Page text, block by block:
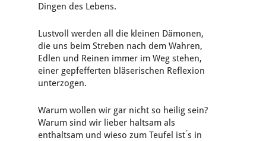
Dingen des Lebens.
Lustvoll werden all die kleinen Dämonen,
die uns beim Streben nach dem Wahren,
Edlen und Reinen immer im Weg stehen,
einer gepfefferten bläserischen Reflexion
unterzogen.
Warum wollen wir gar nicht so heilig sein?
Warum sind wir lieber haltsam als
enthaltsam und wieso zum Teufel ist ́s in